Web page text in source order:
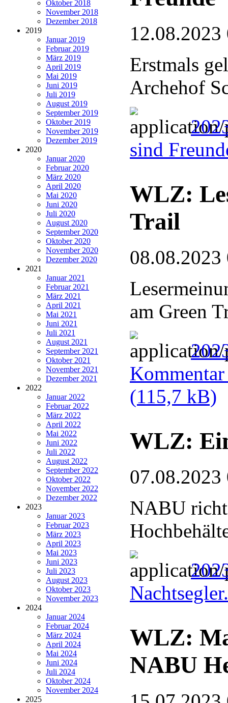
Oktober 2018
November 2018
Dezember 2018
2019
Januar 2019
Februar 2019
März 2019
April 2019
Mai 2019
Juni 2019
Juli 2019
August 2019
September 2019
Oktober 2019
November 2019
Dezember 2019
2020
Januar 2020
Februar 2020
März 2020
April 2020
Mai 2020
Juni 2020
Juli 2020
August 2020
September 2020
Oktober 2020
November 2020
Dezember 2020
2021
Januar 2021
Februar 2021
März 2021
April 2021
Mai 2021
Juni 2021
Juli 2021
August 2021
September 2021
Oktober 2021
November 2021
Dezember 2021
2022
Januar 2022
Februar 2022
März 2022
April 2022
Mai 2022
Juni 2022
Juli 2022
August 2022
September 2022
Oktober 2022
November 2022
Dezember 2022
2023
Januar 2023
Februar 2023
März 2023
April 2023
Mai 2023
Juni 2023
Juli 2023
August 2023
Oktober 2023
November 2023
2024
Januar 2024
Februar 2024
März 2024
April 2024
Mai 2024
Juni 2024
Juli 2024
Oktober 2024
November 2024
2025
12.08.2023
Erstmals
Archehof
sind
WLZ:
Trail
08.08.2023
am Green
(115,7 kB)
WLZ:
07.08.2023
NABU
WLZ:
NABU